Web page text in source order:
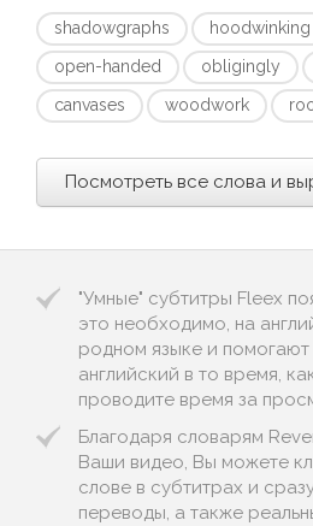
shadowgraphs hoodwinking
open-handed
obligingly
canvases
woodwork
Посмотреть все слова и
"Умные" субтитры Fleex
это необходимо, на
родном языке и
английский в то время,
проводите время за
Благодаря словарям
Ваши видео, Вы можете
слове в субтитрах и
переводы, а также